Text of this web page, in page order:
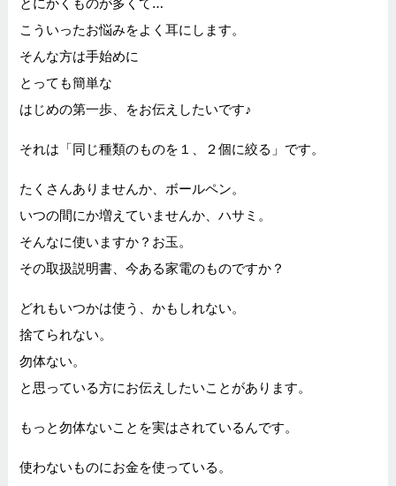
こういったお悩みをよく耳にします。
そんな方は手始めに
とっても簡単な
はじめの第一歩、をお伝えしたいです♪
それは「同じ種類のものを１、２個に絞る」です。
たくさんありませんか、ボールペン。
いつの間にか増えていませんか、ハサミ。
そんなに使いますか？お玉。
その取扱説明書、今ある家電のものですか？
どれもいつかは使う、かもしれない。
捨てられない。
勿体ない。
と思っている方にお伝えしたいことがあります。
もっと勿体ないことを実はされているんです。
使わないものにお金を使っている。